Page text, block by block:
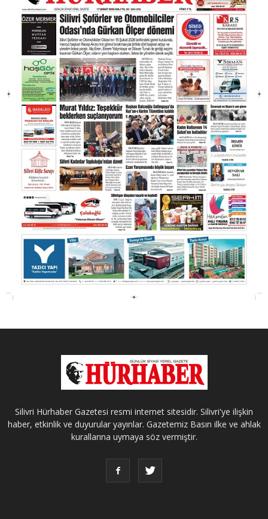
Silivri Hürhaber Gazetesi resmi internet sitesidir. Silivri'ye ilişkin
haber, etkinlik ve duyurular yayınlar. Gazetemiz Basın ilke ve ahlak
kurallarına uymaya söz vermiştir.